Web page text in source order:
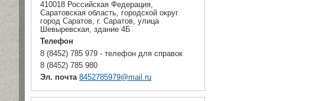
410018 Российская Федерация,
Саратовская область, городской округ
город Саратов, г. Саратов, улица
Шевыревская, здание 4Б
Телефон
8 (8452) 785 979 - телефон для справок
8 (8452) 785 980
Эл. почта 8452785979@mail.ru